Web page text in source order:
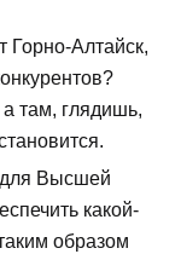
Горно-Алтайск,
там, глядишь,
для Высшей
какой-
образом